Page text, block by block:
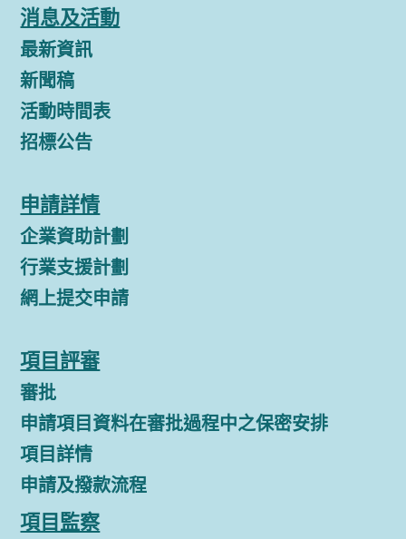
消息及活動
最新資訊
新聞稿
活動時間表
招標公告
申請詳情
企業資助計劃
行業支援計劃
網上提交申請
項目評審
審批
申請項目資料在審批過程中之保密安排
項目詳情
申請及撥款流程
項目監察